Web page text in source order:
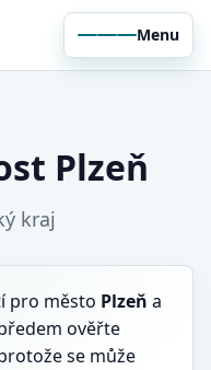
Menu
Plzeň
kraj
pro město Plzeň a
ověřte
se může